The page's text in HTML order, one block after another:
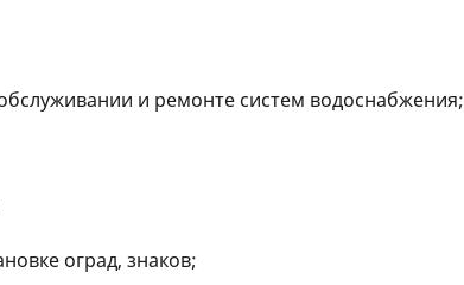
и ремонте систем водоснабжения;
оград, знаков;